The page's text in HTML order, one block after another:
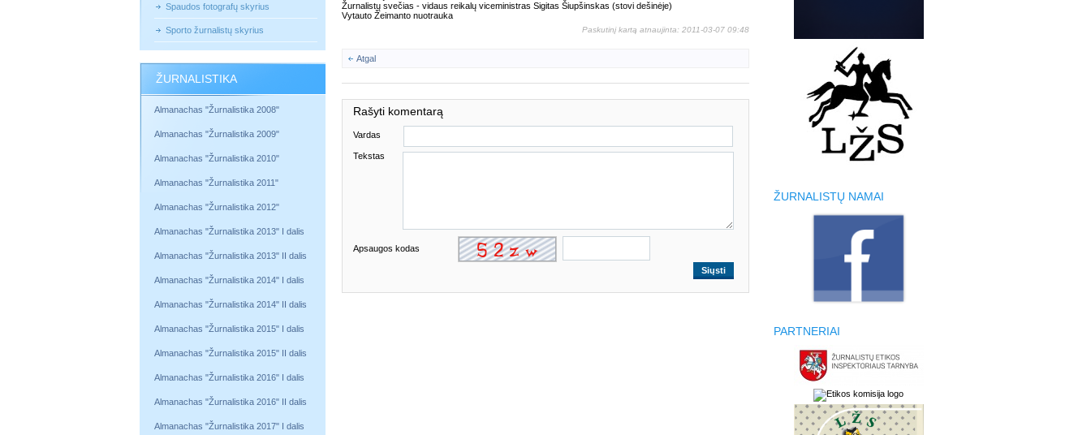
Spaudos fotografų skyrius
Sporto žurnalistų skyrius
ŽURNALISTIKA
Almanachas "Žurnalistika 2008"
Almanachas "Žurnalistika 2009"
Almanachas "Žurnalistika 2010"
Almanachas "Žurnalistika 2011"
Almanachas "Žurnalistika 2012"
Almanachas "Žurnalistika 2013" I dalis
Almanachas "Žurnalistika 2013" II dalis
Almanachas "Žurnalistika 2014" I dalis
Almanachas "Žurnalistika 2014" II dalis
Almanachas "Žurnalistika 2015" I dalis
Almanachas "Žurnalistika 2015" II dalis
Almanachas "Žurnalistika 2016" I dalis
Almanachas "Žurnalistika 2016" II dalis
Almanachas "Žurnalistika 2017" I dalis
Žurnalistų svečias - vidaus reikalų viceministras Sigitas Šiupšinskas (stovi dešinėje)
Vytauto Žeimanto nuotrauka
Paskutinį kartą atnaujinta: 2011-03-07 09:48
Atgal
Rašyti komentarą
Vardas
Tekstas
Apsaugos kodas
ŽURNALISTŲ NAMAI
PARTNERIAI